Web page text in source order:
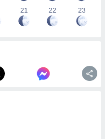
21 22 23